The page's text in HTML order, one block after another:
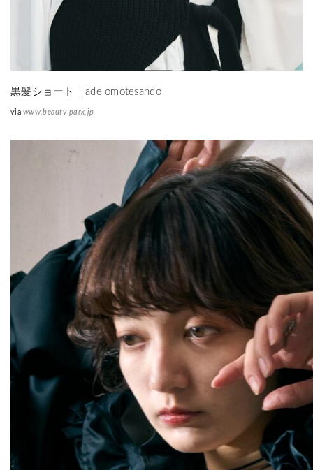
黒髪ショート｜ade omotesando
viawww.beauty-park.jp